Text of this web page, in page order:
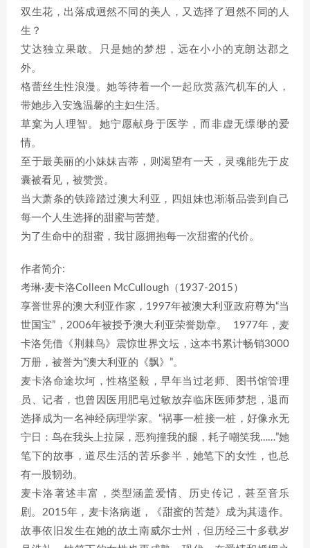
双生花，出落成迥然不同的美人，又选择了迥然不同的人
生？
艾达独立果敢。只是她的梦想，远在小小的克朗达郡之
外。
格蕾丝生性浪漫。她等待着一个一起欣赏蒸汽机车的人，
带她步入安逸温馨的主妇生活。
草窠为人理智。她宁愿献身于医学，而非虚无缥缈的爱
情。
至于最美丽的小妹妹吉蒂，则渴望有一天，灵魂能先于皮
囊被看见，被赞赏。
当大萧条的铁蹄踏过澳大利亚，四姐妹也渐渐品尝到自己
每一个人生选择的甜蜜与苦楚。
为了生命中的甜蜜，我甘愿拥抱每一次甜蜜的代价。
作者简介:
考琳·麦卡洛Colleen McCullough（1937-2015）
享誉世界的澳大利亚作家，1997年被澳大利亚政府尊为“当
世国宝”，2006年被授予澳大利亚荣誉勋章。 1977年，麦
卡洛凭借《荆棘鸟》震惊世界文坛，这本书累计畅销3000
万册，被誉为“澳大利亚的《飘》”。
麦卡洛命途坎坷，性格坚毅，早年当过老师、图书馆管理
员、记者，也曾因医用肥皂过敏放弃临床医师梦想，退而
选择成为一名神经病理学家。“祸事一桩接一桩，好像永无
宁日：鸟在我头上拉屎，恶狗撞我的腿，耗子嘲笑我……”她
笔下的故事，道尽生活的苦乐参半，她笔下的女性，也总
有一股韧劲。
麦卡洛著述丰富，类型涵盖爱情、历史传记，甚至音乐
剧。2015年，麦卡洛病逝，《甜蜜的苦楚》成为其遗作。
故事依旧发生在她的故土南威尔士州，但历经三十多载岁